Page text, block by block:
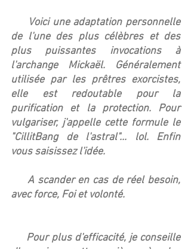
de l'une des plus célèbres et des
plus puissantes invocations à
l'archange Mickaël. Généralement
utilisée par les prêtres exorcistes,
elle est redoutable pour la
purification et la protection. Pour
vulgariser, j'appelle cette formule le
"CillitBang de l'astral"... lol. Enfin
vous saisissez l'idée.
     A scander en cas de réel besoin,
avec force, Foi et volonté.